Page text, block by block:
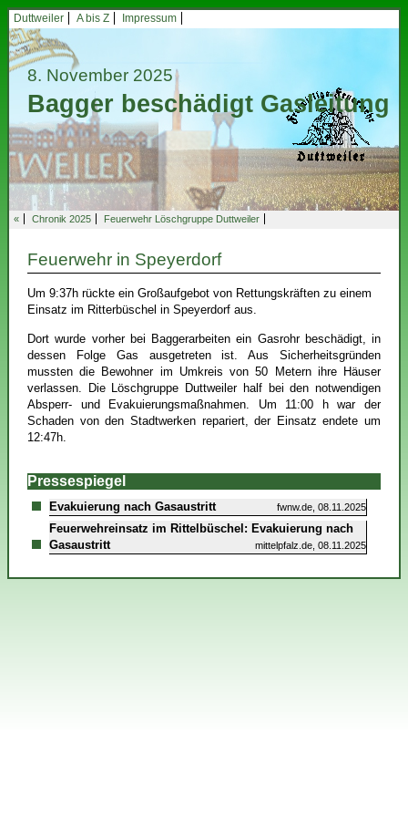
Duttweiler A bis Z Impressum
8. November 2025
Bagger beschädigt Gasleitung
« Chronik 2025 Feuerwehr Löschgruppe Duttweiler
Feuerwehr in Speyerdorf
Um 9:37h rückte ein Großaufgebot von Rettungskräften zu einem
Einsatz im Ritterbüschel in Speyerdorf aus.
Dort wurde vorher bei Baggerarbeiten ein Gasrohr beschädigt, in
dessen Folge Gas ausgetreten ist. Aus Sicherheitsgründen
mussten die Bewohner im Umkreis von 50 Metern ihre Häuser
verlassen. Die Löschgruppe Duttweiler half bei den notwendigen
Absperr- und Evakuierungsmaßnahmen. Um 11:00 h war der
Schaden von den Stadtwerken repariert, der Einsatz endete um
12:47h.
Pressespiegel
Evakuierung nach Gasaustritt fwnw.de, 08.11.2025
Feuerwehreinsatz im Rittelbüschel: Evakuierung nach
Gasaustritt
mittelpfalz.de, 08.11.2025